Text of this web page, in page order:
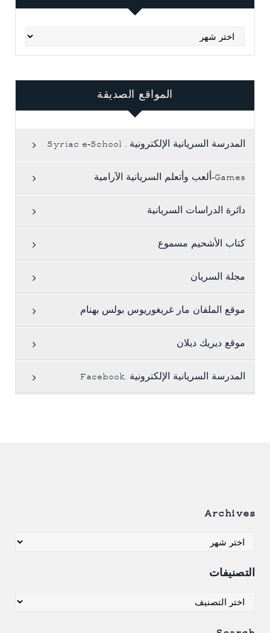
Archives
المواقع الصديقة
المدرسة السريانية الإلكترونية . Syriac e-School
Games-ألعب وأتعلم السريانية الآرامية
دائرة الدراسات السريانية
كتاب الأشحيم مسموع
مجلة السريان
موقع الملفان مار غريغوريوس بولس بهنام
موقع ديريك ديلان
المدرسة السريانية الإلكترونية .Facebook
Archives
Archives
التصنيفات
التصنيفات